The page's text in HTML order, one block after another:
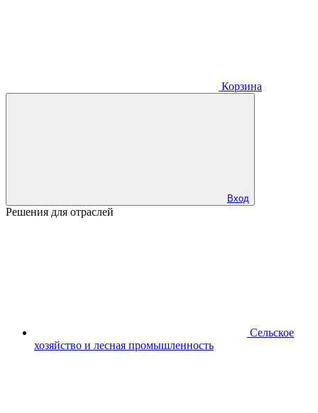
Корзина
Вход
Решения для отраслей
Сельское
хозяйство и лесная промышленность